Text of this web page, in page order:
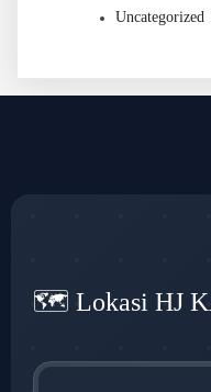
Uncategorized
🗺️ Lokasi HJ